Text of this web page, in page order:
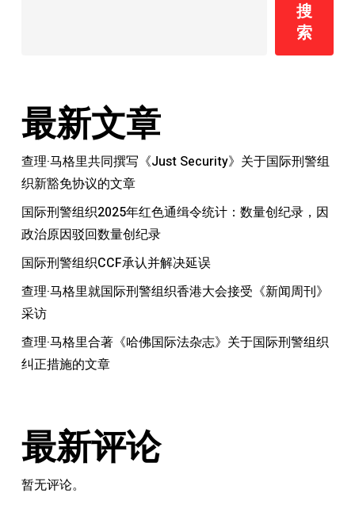
题
搜
索
最新文章
查理·马格里共同撰写《Just Security》关于国际刑警组
织新豁免协议的文章
国际刑警组织2025年红色通缉令统计：数量创纪录，因
政治原因驳回数量创纪录
国际刑警组织CCF承认并解决延误
查理·马格里就国际刑警组织香港大会接受《新闻周刊》
采访
查理·马格里合著《哈佛国际法杂志》关于国际刑警组织
纠正措施的文章
最新评论
暂无评论。